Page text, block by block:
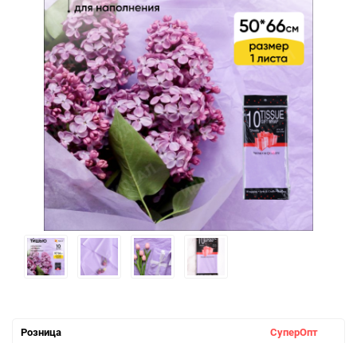
Розница СуперОпт